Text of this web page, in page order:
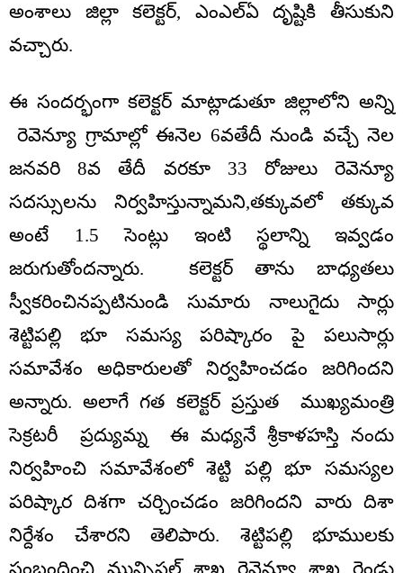
అంశాలు జిల్లా కలెక్టర్, ఎంఎల్ఏ దృష్టికి తీసుకుని
వచ్చారు.
ఈ సందర్భంగా కలెక్టర్ మాట్లాడుతూ జిల్లాలోని అన్ని
రెవెన్యూ గ్రామాల్లో ఈనెల 6వతేదీ నుండి వచ్చే నెల
జనవరి 8వ తేదీ వరకూ 33 రోజులు రెవెన్యూ
సదస్సులను నిర్వహిస్తున్నామని,తక్కువలో తక్కువ
అంటే 1.5 సెంట్లు ఇంటి స్థలాన్ని ఇవ్వడం
జరుగుతోందన్నారు. కలెక్టర్ తాను బాధ్యతలు
స్వీకరించినప్పటినుండి సుమారు నాలుగైదు సార్లు
శెట్టిపల్లి భూ సమస్య పరిష్కారం పై పలుసార్లు
సమావేశం అధికారులతో నిర్వహించడం జరిగిందని
అన్నారు. అలాగే గత కలెక్టర్ ప్రస్తుత ముఖ్యమంత్రి
సెక్రటరీ ప్రద్యుమ్న ఈ మధ్యనే శ్రీకాళహస్తి నందు
నిర్వహించి సమావేశంలో శెట్టి పల్లి భూ సమస్యల
పరిష్కార దిశగా చర్చించడం జరిగిందని వారు దిశా
నిర్దేశం చేశారని తెలిపారు. శెట్టిపల్లి భూములకు
సంబంధించి మున్సిపల్ శాఖ రెవెన్యూ శాఖ రెండు